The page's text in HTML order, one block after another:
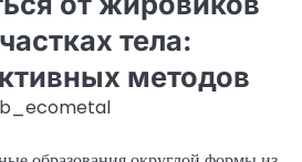
тела:
методов